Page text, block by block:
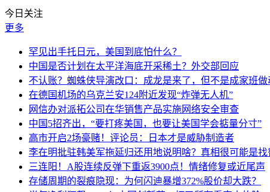
今日关注
更多
罕见出手托日元，美国到底怕什么？
中国是否计划在太平洋海底开采稀土？外交部回应
不认账？蜘蛛侠导演改口：成龙是来了，但不是成家班
在德国机场的乌克兰安124附近发现“炸弹无人机”
网信办对派拓公司在华销售产品实施网络安全审查
中国5招齐出，“要打疼美国，也要让美国学会掂量分寸”
高市开启2场豪赌！评论员：日本才是威胁制造者
李在明批驻韩美军拖延归还用地说明啥？真相很可能是找
三连阳！A股连续反弹下重返3900点！情绪修复或近尾声
存储周期的裂痕隐现：为何闪迪暴增372%股价却大跌？